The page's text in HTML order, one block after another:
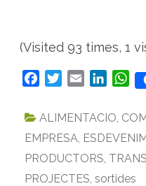
(Visited 93 times, 1
c
b
o
o
t
e
r
a
l
n
e
d
I
W
a
s
A
p
ALIMENTACIO,
EMPRESA,
PRODUCTORS,
PROJECTES, sortides